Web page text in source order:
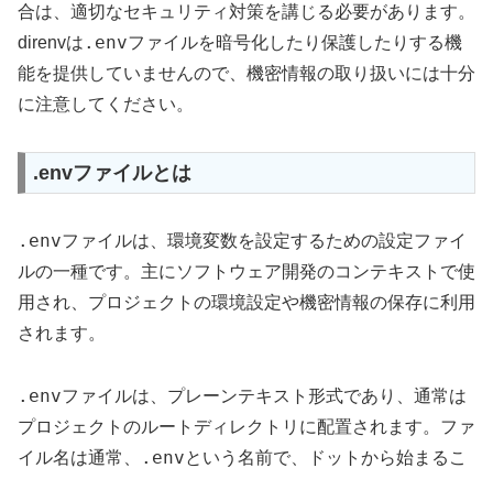
合は、適切なセキュリティ対策を講じる必要があります。
direnvは .envファイルを暗号化したり保護したりする機
能を提供していませんので、機密情報の取り扱いには十分
に注意してください。
.envファイルとは
.envファイルは、環境変数を設定するための設定ファイ
ルの一種です。主にソフトウェア開発のコンテキストで使
用され、プロジェクトの環境設定や機密情報の保存に利用
されます。
.envファイルは、プレーンテキスト形式であり、通常は
プロジェクトのルートディレクトリに配置されます。ファ
イル名は通常、
.envという名前で、ドットから始まるこ